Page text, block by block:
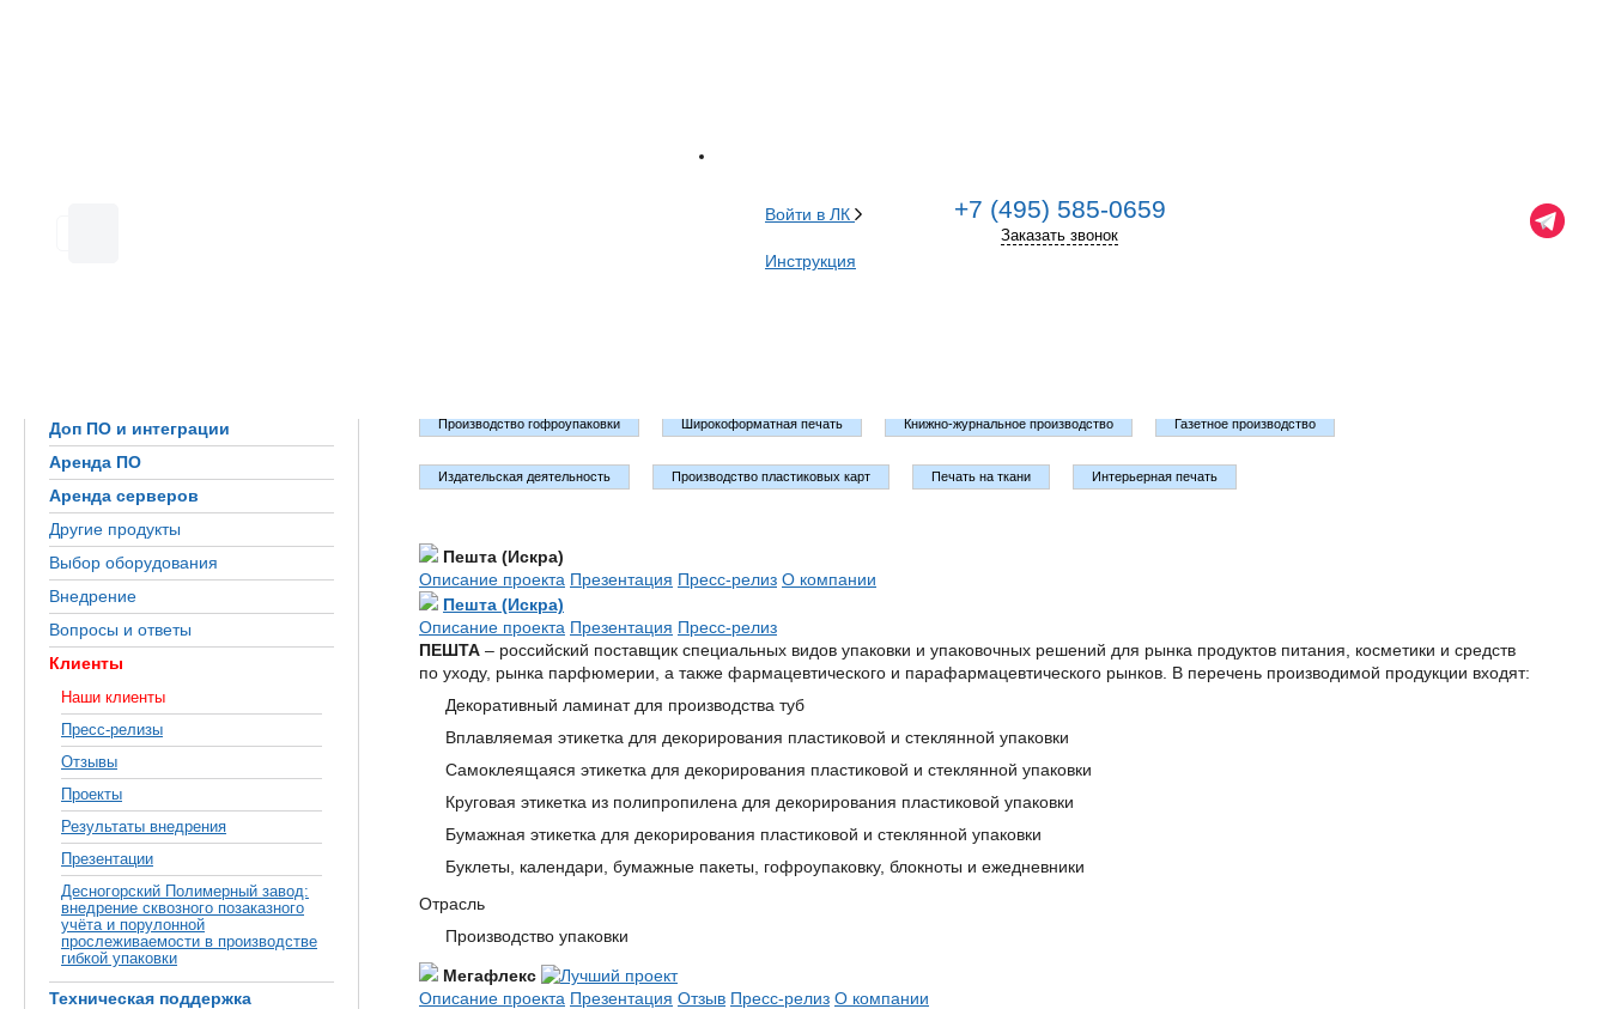
Войти в ЛК
Инструкция
+7 (495) 585-0659
Заказать звонок
Доп ПО и интеграции
Аренда ПО
Аренда серверов
Другие продукты
Выбор оборудования
Внедрение
Вопросы и ответы
Клиенты
Наши клиенты
Пресс-релизы
Отзывы
Проекты
Результаты внедрения
Презентации
Десногорский Полимерный завод:
внедрение сквозного позаказного
учёта и порулонной
прослеживаемости в производстве
гибкой упаковки
Техническая поддержка
Производство гофроупаковки Широкоформатная печать Книжно-журнальное производство Газетное производство
Издательская деятельность Производство пластиковых карт Печать на ткани Интерьерная печать
Пешта (Искра)
Описание проекта Презентация Пресс-релиз О компании
Пешта (Искра)
Описание проекта Презентация Пресс-релиз
ПЕШТА – российский поставщик специальных видов упаковки и упаковочных решений для рынка продуктов питания, косметики и средств
по уходу, рынка парфюмерии, а также фармацевтического и парафармацевтического рынков. В перечень производимой продукции входят:
Декоративный ламинат для производства туб
Вплавляемая этикетка для декорирования пластиковой и стеклянной упаковки
Самоклеящаяся этикетка для декорирования пластиковой и стеклянной упаковки
Круговая этикетка из полипропилена для декорирования пластиковой упаковки
Бумажная этикетка для декорирования пластиковой и стеклянной упаковки
Буклеты, календари, бумажные пакеты, гофроупаковку, блокноты и ежедневники
Отрасль
Производство упаковки
Мегафлекс
Описание проекта Презентация Отзыв Пресс-релиз О компании